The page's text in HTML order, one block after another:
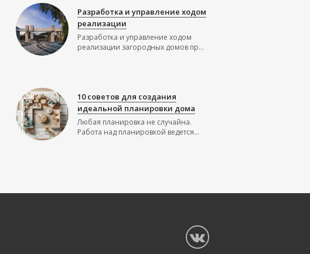
Разработка и управление ходом
реализации
Разработка и управление ходом
реализации загородных домов пр...
10 советов для создания
идеальной планировки дома
Любая планировка не случайна.
Работа над планировкой ведется...